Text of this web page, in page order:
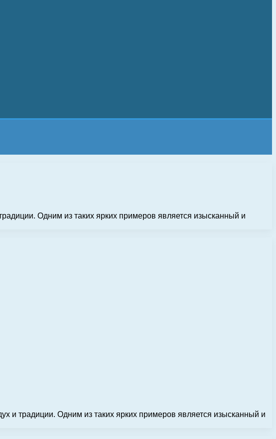
Одним из таких ярких примеров является изысканный и
и традиции. Одним из таких ярких примеров является изысканный и